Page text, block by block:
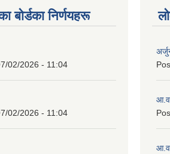
बाेर्डका निर्णयहरू
02/2026 - 11:04
02/2026 - 11:04